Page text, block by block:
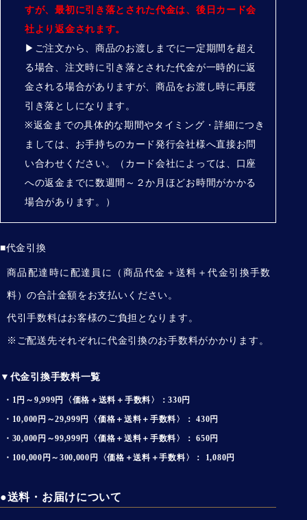
すが、最初に引き落とされた代金は、後日カード会
社より返金されます。
▶ ご注文から、商品のお渡しまでに一定期間を超え
る場合、注文時に引き落とされた代金が一時的に返
金される場合がありますが、商品をお渡し時に再度
引き落としになります。
※返金までの具体的な期間やタイミング・詳細につき
ましては、お手持ちのカード発行会社様へ直接お問
い合わせください。（カード会社によっては、口座
への返金までに数週間～２か月ほどお時間がかかる
場合があります。）
■代金引換
商品配達時に配達員に（商品代金＋送料＋代金引換手数
料）の合計金額をお支払いください。
代引手数料はお客様のご負担となります。
※ご配送先それぞれに代金引換のお手数料がかかります。
▼代金引換手数料一覧
・1円～9,999円〈価格＋送料＋手数料〉：330円
・10,000円～29,999円〈価格＋送料＋手数料〉： 430円
・30,000円～99,999円〈価格＋送料＋手数料〉： 650円
・100,000円～300,000円〈価格＋送料＋手数料〉： 1,080円
●送料・お届けについて